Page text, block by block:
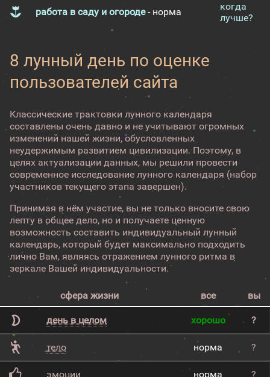
работа в саду и огороде- норма
когда
лучше?
8 лунный день по оценке
пользователей сайта
Классические трактовки лунного календаря
составлены очень давно и не учитывают огромных
изменений нашей жизни, обусловленных
неудержимым развитием цивилизации. Поэтому, в
целях актуализации данных, мы решили провести
современное исследование лунного календаря (набор
участников текущего этапа завершен).
Принимая в нём участие, вы не только вносите свою
лепту в общее дело, но и получаете ценную
возможность составить индивидуальный лунный
календарь, который будет максимально подходить
лично Вам, являясь отражением лунного ритма в
зеркале Вашей индивидуальности.
сфера жизни все вы
день в целом хорошо ?
тело норма ?
эмоции норма ?